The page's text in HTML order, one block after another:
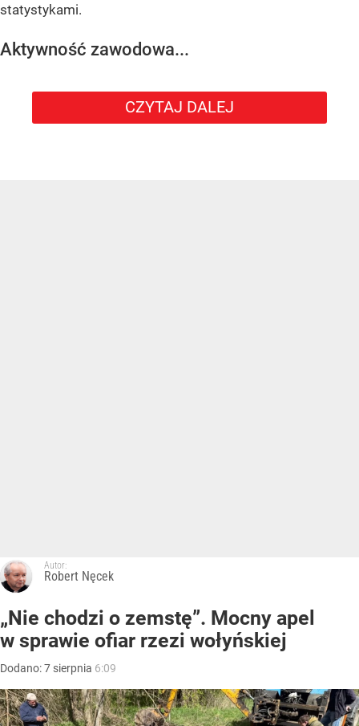
statystykami.
Aktywność zawodowa...
CZYTAJ DALEJ
Autor:
Robert Nęcek
„Nie chodzi o zemstę”. Mocny apel
w sprawie ofiar rzezi wołyńskiej
Dodano:7 sierpnia 6:09